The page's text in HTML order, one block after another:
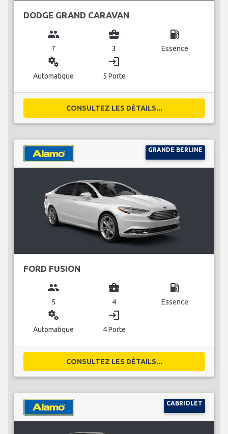
DODGE GRAND CARAVAN
group
7
business_center
3
local_gas_station
Essence
miscellaneous_services
Automatique
login
5 Porte
CONSULTEZ LES DÉTAILS...
GRANDE BERLINE
FORD FUSION
group
5
business_center
4
local_gas_station
Essence
miscellaneous_services
Automatique
login
4 Porte
CONSULTEZ LES DÉTAILS...
CABRIOLET